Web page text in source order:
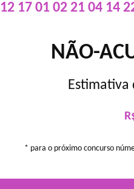
12 17 01 02 21 04 14
NÃO-
Estimativa
* para o próximo concurso